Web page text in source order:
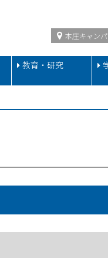
本庄キャンパ
教育・研究